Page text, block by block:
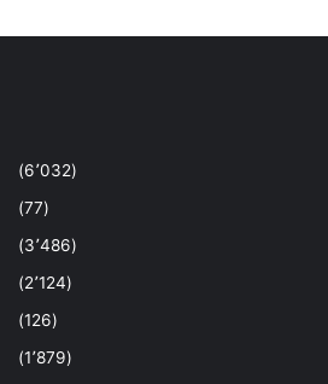
(6٬032)
(77)
(3٬486)
(2٬124)
(126)
(1٬879)